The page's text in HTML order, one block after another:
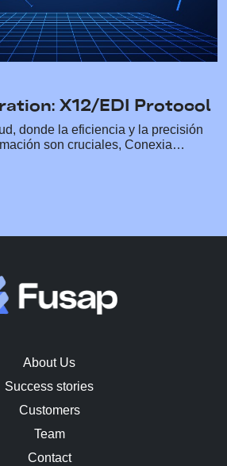
X12/EDI Protocol
donde la eficiencia y la precisión
son cruciales, Conexia…
About Us
Success stories
Customers
Team
Contact